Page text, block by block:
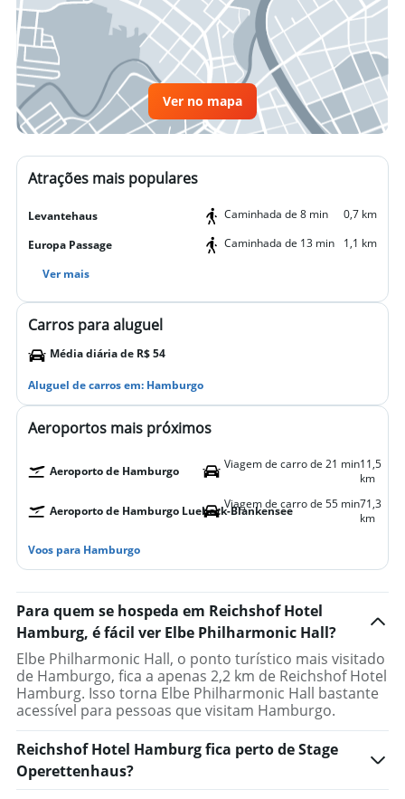
Ver no mapa
Atrações mais populares
Levantehaus Caminhada de 8 min
0,7 km
Europa Passage
Caminhada de 13 min
1,1 km
Ver mais
Carros para aluguel
Média diária de R$ 54
Aluguel de carros em: Hamburgo
Aeroportos mais próximos
Aeroporto de Hamburgo Viagem de carro de 21 min11,5
km
Aeroporto de Hamburgo Luebeck-BlankenseeViagem de carro de 55 min71,3
km
Voos para Hamburgo
Para quem se hospeda em Reichshof Hotel
Hamburg, é fácil ver Elbe Philharmonic Hall?
Elbe Philharmonic Hall, o ponto turístico mais visitado
de Hamburgo, fica a apenas 2,2 km de Reichshof Hotel
Hamburg. Isso torna Elbe Philharmonic Hall bastante
acessível para pessoas que visitam Hamburgo.
Reichshof Hotel Hamburg fica perto de Stage
Operettenhaus?